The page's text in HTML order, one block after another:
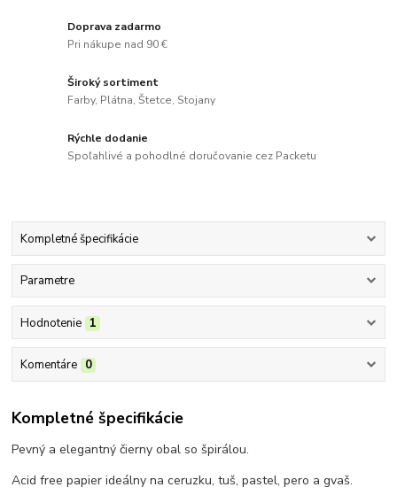
Doprava zadarmo
Pri nákupe nad 90 €
Široký sortiment
Farby, Plátna, Štetce, Stojany
Rýchle dodanie
Spoľahlivé a pohodlné doručovanie cez Packetu
Kompletné špecifikácie
Parametre
Hodnotenie 1
Komentáre 0
Kompletné špecifikácie
Pevný a elegantný čierny obal so špirálou.
Acid free papier ideálny na ceruzku, tuš, pastel, pero a gvaš.